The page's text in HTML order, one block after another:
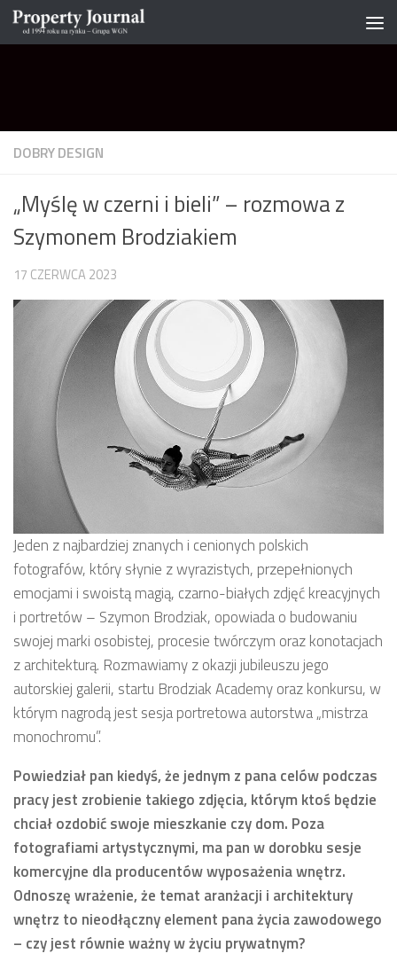
Skip to content
DOBRY DESIGN
„Myślę w czerni i bieli” – rozmowa z
Szymonem Brodziakiem
17 CZERWCA 2023
Jeden z najbardziej znanych i cenionych polskich
fotografów, który słynie z wyrazistych, przepełnionych
emocjami i swoistą magią, czarno-białych zdjęć kreacyjnych
i portretów – Szymon Brodziak, opowiada o budowaniu
swojej marki osobistej, procesie twórczym oraz konotacjach
z architekturą. Rozmawiamy z okazji jubileuszu jego
autorskiej galerii, startu Brodziak Academy oraz konkursu, w
którym nagrodą jest sesja portretowa autorstwa „mistrza
monochromu”.
Powiedział pan kiedyś, że jednym z pana celów podczas
pracy jest zrobienie takiego zdjęcia, którym ktoś będzie
chciał ozdobić swoje mieszkanie czy dom. Poza
fotografiami artystycznymi, ma pan w dorobku sesje
komercyjne dla producentów wyposażenia wnętrz.
Odnoszę wrażenie, że temat aranżacji i architektury
wnętrz to nieodłączny element pana życia zawodowego
– czy jest równie ważny w życiu prywatnym?